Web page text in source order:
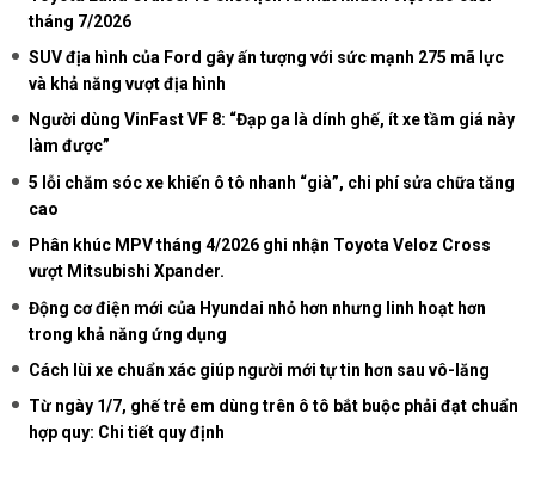
tháng 7/2026
SUV địa hình của Ford gây ấn tượng với sức mạnh 275 mã lực
và khả năng vượt địa hình
Người dùng VinFast VF 8: “Đạp ga là dính ghế, ít xe tầm giá này
làm được”
5 lỗi chăm sóc xe khiến ô tô nhanh “già”, chi phí sửa chữa tăng
cao
Phân khúc MPV tháng 4/2026 ghi nhận Toyota Veloz Cross
vượt Mitsubishi Xpander.
Động cơ điện mới của Hyundai nhỏ hơn nhưng linh hoạt hơn
trong khả năng ứng dụng
Cách lùi xe chuẩn xác giúp người mới tự tin hơn sau vô-lăng
Từ ngày 1/7, ghế trẻ em dùng trên ô tô bắt buộc phải đạt chuẩn
hợp quy: Chi tiết quy định